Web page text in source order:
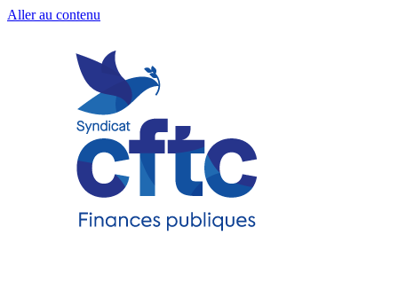
Aller au contenu